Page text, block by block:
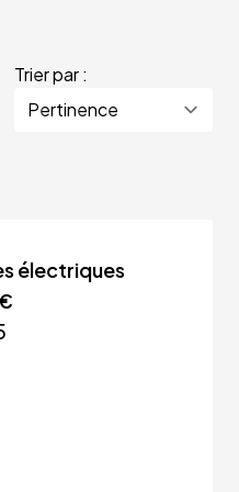
Trier par :
électriques